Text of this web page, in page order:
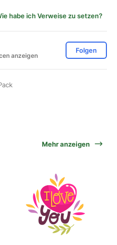
habe ich Verweise zu setzen?
anzeigen
Folgen
Mehr anzeigen